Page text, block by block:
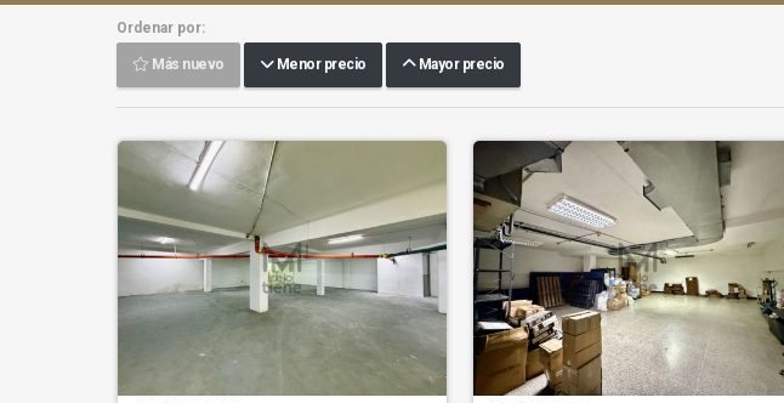
Ordenar por:
Más nuevo Menor precio Mayor precio